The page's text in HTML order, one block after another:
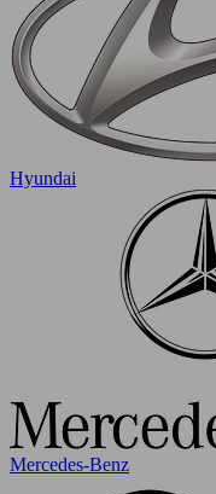
Hyundai
Mercedes-Benz